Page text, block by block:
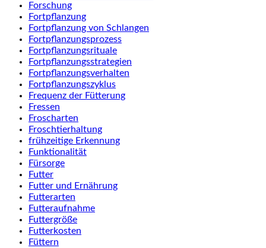
Forschung
Fortpflanzung
Fortpflanzung von Schlangen
Fortpflanzungsprozess
Fortpflanzungsrituale
Fortpflanzungsstrategien
Fortpflanzungsverhalten
Fortpflanzungszyklus
Frequenz der Fütterung
Fressen
Froscharten
Froschtierhaltung
frühzeitige Erkennung
Funktionalität
Fürsorge
Futter
Futter und Ernährung
Futterarten
Futteraufnahme
Futtergröße
Futterkosten
Füttern